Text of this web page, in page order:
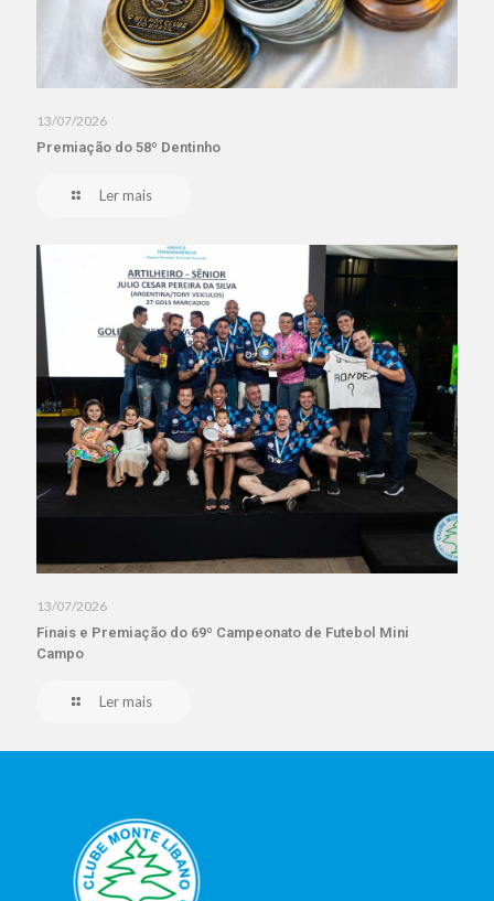
13/07/2026
Premiação do 58º Dentinho
Ler mais
13/07/2026
Finais e Premiação do 69º Campeonato de Futebol Mini
Campo
Ler mais